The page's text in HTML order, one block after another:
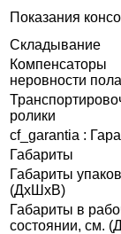
Показания
Складывание
Компенсаторы
неровности пола
ролики
cf_garantia :
Габариты
Габариты
(ДхШхВ)
Габариты в
состоянии, см.